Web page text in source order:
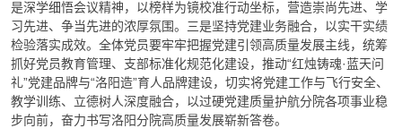
是深学细悟会议精神，以榜样为镜校准行动坐标，营造崇尚先进、学
习先进、争当先进的浓厚氛围。三是坚持党建业务融合，以实干实绩
检验落实成效。全体党员要牢牢把握党建引领高质量发展主线，统筹
抓好党员教育管理、支部标准化规范化建设，推动“红烛铸魂·蓝天问
礼”党建品牌与“洛阳造”育人品牌建设，切实将党建工作与飞行安全、
教学训练、立德树人深度融合，以过硬党建质量护航分院各项事业稳
步向前，奋力书写洛阳分院高质量发展崭新答卷。